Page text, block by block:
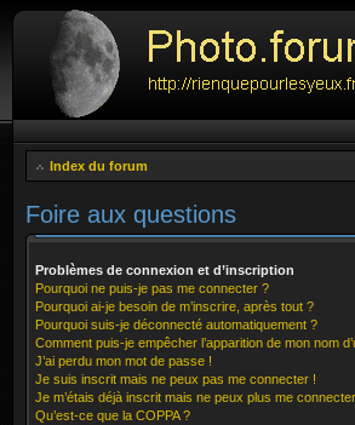
Index du forum
Foire aux questions
Problèmes de connexion et d’inscription
Pourquoi ne puis-je pas me connecter ?
Pourquoi ai-je besoin de m’inscrire, après tout ?
Pourquoi suis-je déconnecté automatiquement ?
Comment puis-je empêcher l’apparition de mon nom
J’ai perdu mon mot de passe !
Je suis inscrit mais ne peux pas me connecter !
Je m’étais déjà inscrit mais ne peux plus me
Qu’est-ce que la COPPA ?